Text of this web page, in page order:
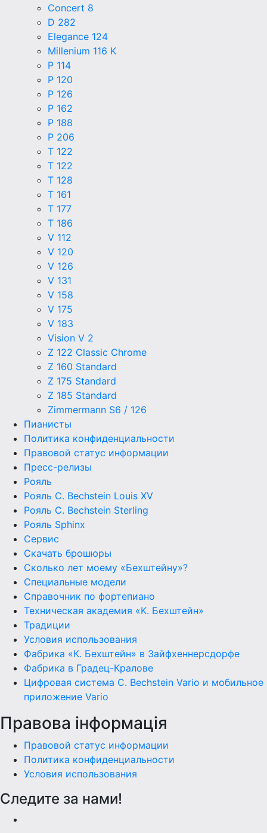
Concert 8
D 282
Elegance 124
Millenium 116 K
P 114
P 120
P 126
P 162
P 188
P 206
T 122
T 122
T 128
T 161
T 177
T 186
V 112
V 120
V 126
V 131
V 158
V 175
V 183
Vision V 2
Z 122 Classic Chrome
Z 160 Standard
Z 175 Standard
Z 185 Standard
Zimmermann S6 / 126
Пианисты
Политика конфиденциальности
Правовой статус информации
Пресс-релизы
Рояль
Рояль C. Bechstein Louis XV
Рояль C. Bechstein Sterling
Рояль Sphinx
Сервис
Скачать брошюры
Сколько лет моему «Бехштейну»?
Специальные модели
Справочник по фортепиано
Техническая академия «K. Бехштейн»
Традиции
Условия использования
Фабрика «К. Бехштейн» в Зайфхеннерсдорфе
Фабрика в Градец-Кралове
Цифровая система C. Bechstein Vario и мобильное
приложение Vario
Правова інформація
Правовой статус информации
Политика конфиденциальности
Условия использования
Следите за нами!